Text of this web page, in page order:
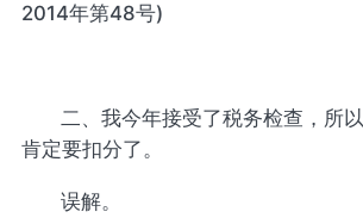
2014年第48号)
二、我今年接受了税务检查，所
肯定要扣分了。
误解。